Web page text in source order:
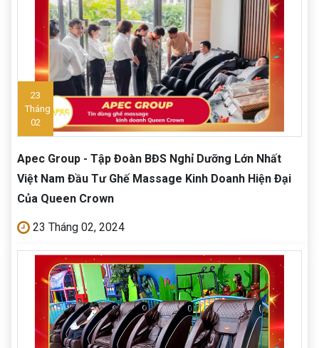
23
Tháng
02
Apec Group - Tập Đoàn BĐS Nghỉ Dưỡng Lớn Nhất
Việt Nam Đầu Tư Ghế Massage Kinh Doanh Hiện Đại
Của Queen Crown
23 Tháng 02, 2024